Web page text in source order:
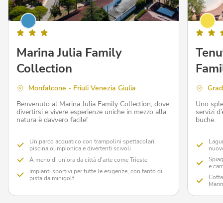
Marina Julia Family
Collection
Monfalcone - Friuli Venezia Giulia
Benvenuto al Marina Julia Family Collection, dove
divertirsi e vivere esperienze uniche in mezzo alla
natura è davvero facile!
Un parco acquatico con trampolini spettacolari,
piscina olimpionica e divertenti scivoli
A meno di un'ora da città d'arte come Trieste
Impianti sportivi per tutte le esigenze, con tanto di
pista da minigolf
Uno
servizi
buche.
e